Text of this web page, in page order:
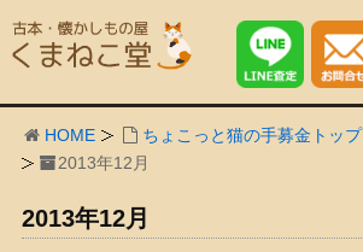
HOME ちょこっと猫の手募金トップ
2013年12月
2013年12月